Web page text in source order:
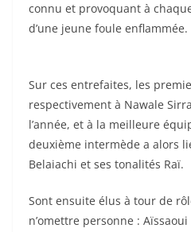
connu et provoquant à
d’une jeune foule enflammée.
Sur ces entrefaites, les
respectivement à Nawale
l’année, et à la meilleure
deuxième intermède a alors
Belaiachi et ses tonalités Raï.
Sont ensuite élus à tour de
n’omettre personne :